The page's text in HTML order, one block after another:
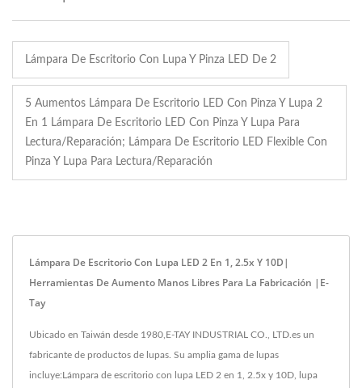
Lámpara De Escritorio Con Lupa Y Pinza LED De 2
5 Aumentos Lámpara De Escritorio LED Con Pinza Y Lupa 2
En 1 Lámpara De Escritorio LED Con Pinza Y Lupa Para
Lectura/reparación; Lámpara De Escritorio LED Flexible Con
Pinza Y Lupa Para Lectura/reparación
Lámpara De Escritorio Con Lupa LED 2 En 1, 2.5x Y 10D|
Herramientas De Aumento Manos Libres Para La Fabricación |E-
Tay
Ubicado en Taiwán desde 1980,E-TAY INDUSTRIAL CO., LTD.es un
fabricante de productos de lupas. Su amplia gama de lupas
incluye:Lámpara de escritorio con lupa LED 2 en 1, 2.5x y 10D, lupa